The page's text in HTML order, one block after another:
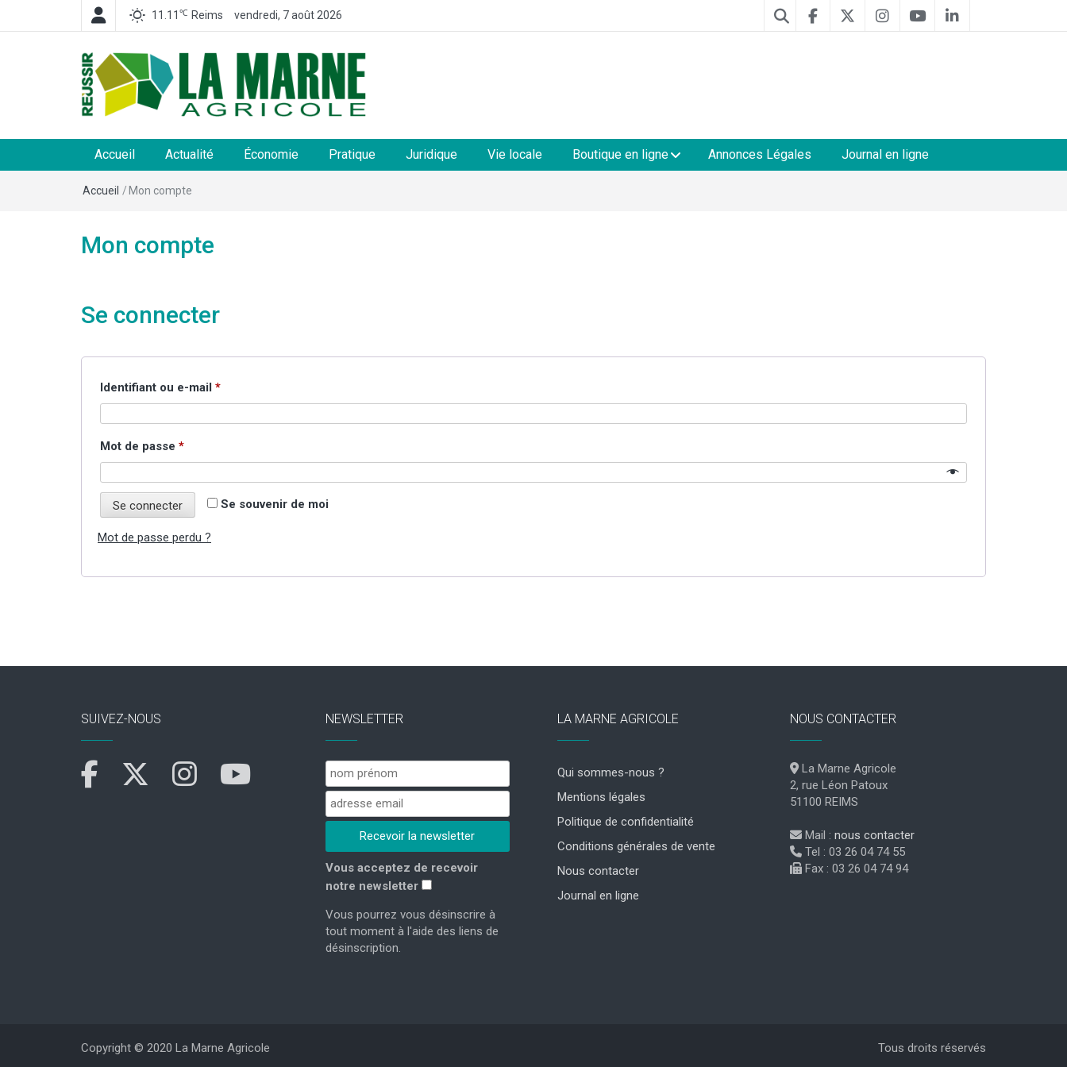
11.11 ℃ Reims vendredi, 7 août 2026
La Marne Agricole
et rurales
Accueil Actualité Économie Pratique Juridique Vie locale Boutique en ligne Annonces Légales Journal en ligne
Accueil / Mon compte
Mon compte
Se connecter
Identifiant ou e-mail *Obligatoire
Mot de passe *Obligatoire
Se souvenir de moi
Se connecter
Mot de passe perdu ?
SUIVEZ-NOUS NEWSLETTER
Vous acceptez de recevoir
notre newsletter
Vous pourrez vous désinscrire à
tout moment à l'aide des liens de
désinscription.
LA MARNE AGRICOLE
Qui sommes-nous ?
Mentions légales
Politique de confidentialité
Conditions générales de vente
Nous contacter
Journal en ligne
NOUS CONTACTER
La Marne Agricole
2, rue Léon Patoux
51100 REIMS
Mail : nous contacter
Tel : 03 26 04 74 55
Fax : 03 26 04 74 94
Copyright © 2020 La Marne Agricole Tous droits réservés